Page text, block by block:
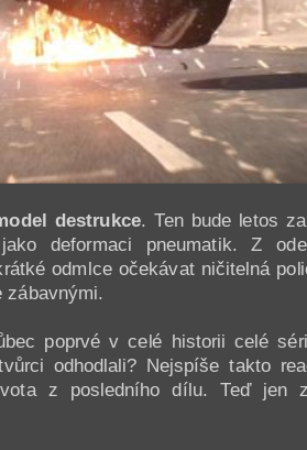
destrukce. Ten bude letos
deformaci pneumatik. Z
odmlce očekávat ničitelná
zábavnými.
poprvé v celé historii celé
odhodlali? Nejspíše takto
z posledního dílu. Teď jen